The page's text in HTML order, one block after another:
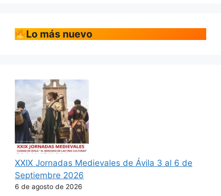
Lo más nuevo
XXIX Jornadas Medievales de Ávila 3 al 6 de
Septiembre 2026
6 de agosto de 2026